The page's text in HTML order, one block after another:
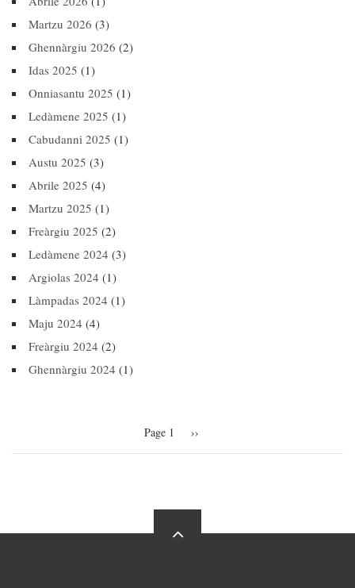
Martzu 2026 (3)
Ghennàrgiu 2026 (2)
Idas 2025 (1)
Onniasantu 2025 (1)
Ledàmene 2025 (1)
Cabudanni 2025 (1)
Austu 2025 (3)
Abrile 2025 (4)
Martzu 2025 (1)
Freàrgiu 2025 (2)
Ledàmene 2024 (3)
Argiolas 2024 (1)
Làmpadas 2024 (1)
Maju 2024 (4)
Freàrgiu 2024 (2)
Ghennàrgiu 2024 (1)
Page 1 Next
››